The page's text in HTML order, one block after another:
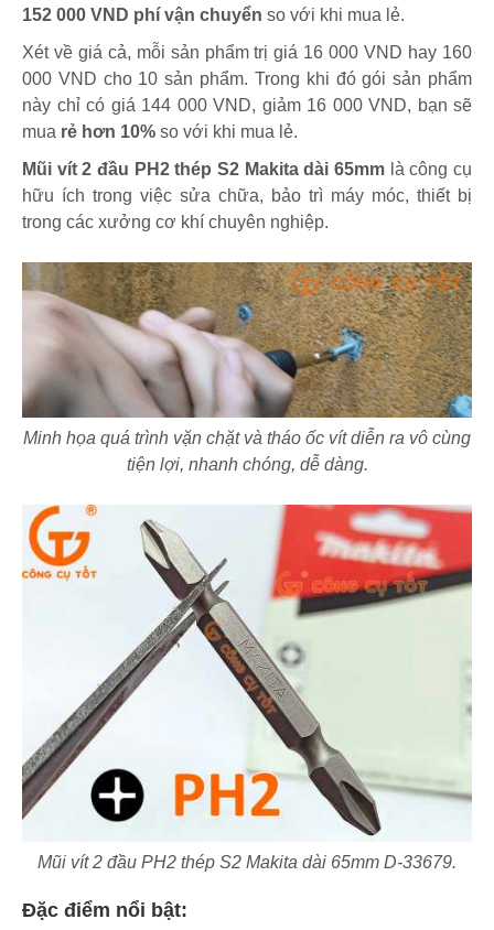
152 000 VND phí vận chuyển so với khi mua lẻ.
Xét về giá cả, mỗi sản phẩm trị giá 16 000 VND hay 160
000 VND cho 10 sản phẩm. Trong khi đó gói sản phẩm
này chỉ có giá 144 000 VND, giảm 16 000 VND, bạn sẽ
mua rẻ hơn 10% so với khi mua lẻ.
Mũi vít 2 đầu PH2 thép S2 Makita dài 65mm là công cụ
hữu ích trong việc sửa chữa, bảo trì máy móc, thiết bị
trong các xưởng cơ khí chuyên nghiệp.
Minh họa quá trình vặn chặt và tháo ốc vít diễn ra vô cùng
tiện lợi, nhanh chóng, dễ dàng.
Mũi vít 2 đầu PH2 thép S2 Makita dài 65mm D-33679.
Đặc điểm nổi bật: